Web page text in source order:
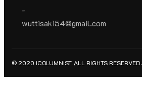
-
wuttisak154@gmail.com
© 2020 ICOLUMNIST. ALL RIGHTS RESERVED.